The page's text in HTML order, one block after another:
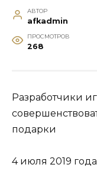
АВТОР
afkadmin
ПРОСМОТРОВ
268
Разработчики
подарки
4 июля 2019